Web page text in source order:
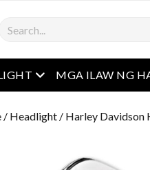
Maghanap
Buksan ang menu
MGA ILAW NG
/ Headlight / Harley Davidson